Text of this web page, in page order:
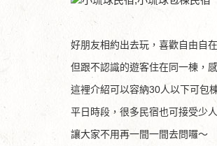
好朋友相約出去玩，喜歡自由自
但跟不認識的遊客住在同一棟，
這裡介紹可以容納30人以下可包
平日時段，很多民宿也可接受少
讓大家不用再一間一間去問囉～